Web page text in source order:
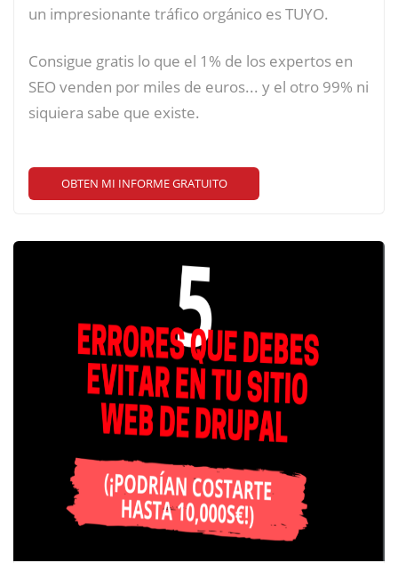
un impresionante tráfico orgánico es TUYO.
Consigue gratis lo que el 1% de los expertos en
SEO venden por miles de euros... y el otro 99% ni
siquiera sabe que existe.
OBTEN MI INFORME GRATUITO